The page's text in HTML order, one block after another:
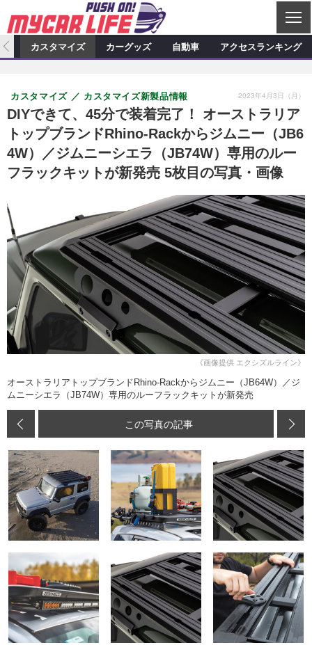
C
L
S
カーオーディオ
プロショップ検索
カーオーディオニュース デモカー製作記
その他
カスタマイズ特集記事 カスタマイズ新製品情報
カスタマイズニュース
カーグッズ
カーグッズ特集記事 カーグッズ新製品情報
カーグッズニュース
自動車
ニュース 試乗記
アクセスランキング
カスタマイズ カーグッズ 自動車 アクセスランキング
DIYできて、45分で装着完了！ オーストラリア
トップブランドRhino-Rackからジムニー（JB6
4W）／ジムニーシエラ（JB74W）専用のルー
フラックキットが新発売 5枚目の写真・画像
カスタマイズ カスタマイズ新製品情報 2023年4月3日（月）
《画像提供 エクシズルライン》
オーストラリアトップブランドRhino-Rackからジムニー（JB64W）／ジ
ムニーシエラ（JB74W）専用のルーフラックキットが新発売
この写真の記事